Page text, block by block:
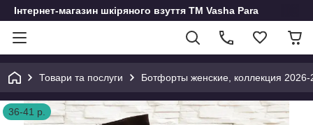
Інтернет-магазин шкіряного взуття ТМ Vasha Para
Товари та послуги Ботфорты женские, коллекция 2026-
36-41 р.